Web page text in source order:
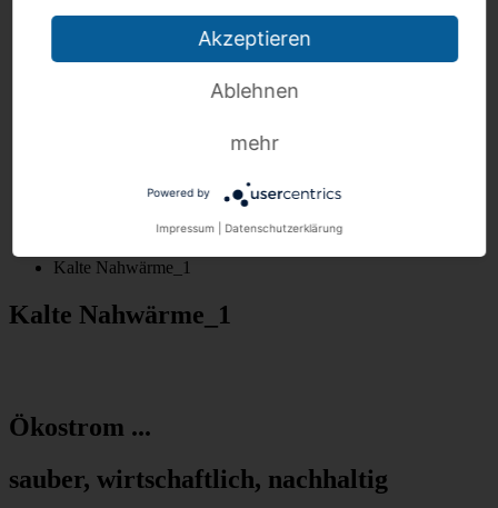
FAQ Steuerbare Verbrauchseinrichtungen
Pflichtinformation §9 EnSikuMaV
Datenschutz
Kalte Nahwärme_1
Kalte Nahwärme_1
Ökostrom ...
sauber, wirtschaftlich, nachhaltig
Akzeptieren
Ablehnen
mehr
Powered by
Impressum Datenschutzerklärung